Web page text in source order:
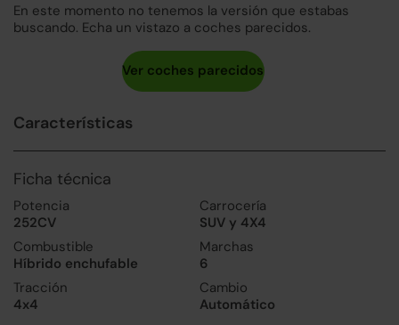
En este momento no tenemos la versión que estabas
buscando. Echa un vistazo a coches parecidos.
Características
Ficha técnica
Potencia
252CV
Carrocería
SUV y 4X4
Combustible
Híbrido enchufable
Marchas
6
Tracción
4x4
Cambio
Automático